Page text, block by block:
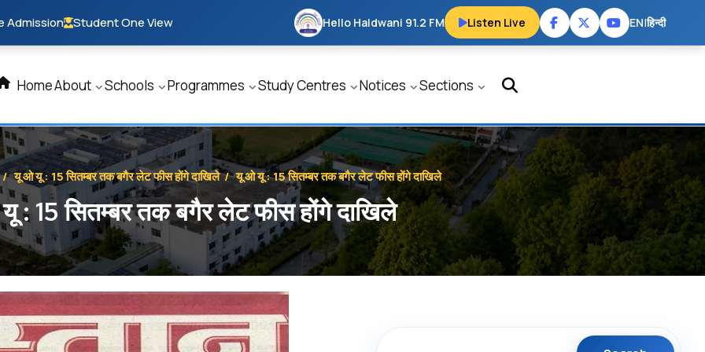
Admission Student One View Hello Haldwani 91.2 FM Listen Live EN|हिन्दी
HomeAbout Schools Programmes Study Centres Notices Sections
/ यू ओ यू : 15 सितम्बर तक बगैर लेट फीस होंगे दाखिले/ यू ओ यू : 15 सितम्बर तक बगैर लेट फीस होंगे दाखिले
: 15 सितम्बर तक बगैर लेट फीस होंगे दाखिले